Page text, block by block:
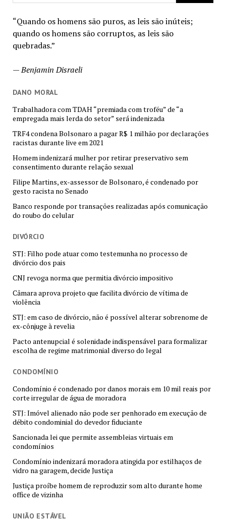
“Quando os homens são puros, as leis são inúteis;
quando os homens são corruptos, as leis são
quebradas.”
—Benjamin Disraeli
DANO MORAL
Trabalhadora com TDAH “premiada com troféu” de “a
empregada mais lerda do setor” será indenizada
TRF4 condena Bolsonaro a pagar R$ 1 milhão por declarações
racistas durante live em 2021
Homem indenizará mulher por retirar preservativo sem
consentimento durante relação sexual
Filipe Martins, ex-assessor de Bolsonaro, é condenado por
gesto racista no Senado
Banco responde por transações realizadas após comunicação
do roubo do celular
DIVÓRCIO
STJ: Filho pode atuar como testemunha no processo de
divórcio dos pais
CNJ revoga norma que permitia divórcio impositivo
Câmara aprova projeto que facilita divórcio de vítima de
violência
STJ: em caso de divórcio, não é possível alterar sobrenome de
ex-cônjuge à revelia
Pacto antenupcial é solenidade indispensável para formalizar
escolha de regime matrimonial diverso do legal
CONDOMÍNIO
Condomínio é condenado por danos morais em 10 mil reais por
corte irregular de água de moradora
STJ: Imóvel alienado não pode ser penhorado em execução de
débito condominial do devedor fiduciante
Sancionada lei que permite assembleias virtuais em
condomínios
Condomínio indenizará moradora atingida por estilhaços de
vidro na garagem, decide Justiça
Justiça proíbe homem de reproduzir som alto durante home
office de vizinha
UNIÃO ESTÁVEL